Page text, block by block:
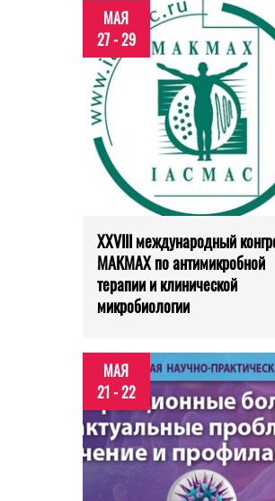
МАЯ
27 - 29
XXVIII международный
МАКМАХ по антимикробной
терапии и клинической
микробиологии
МАЯ
21 - 22